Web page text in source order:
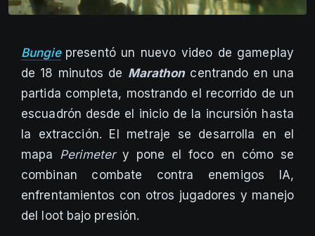
Bungie presentó un nuevo video de gameplay
de 18 minutos de Marathon centrando en una
partida completa, mostrando el recorrido de un
escuadrón desde el inicio de la incursión hasta
la extracción. El metraje se desarrolla en el
mapa Perimetery pone el foco en cómo se
combinan combate contra enemigos IA,
enfrentamientos con otros jugadores y manejo
del loot bajo presión.